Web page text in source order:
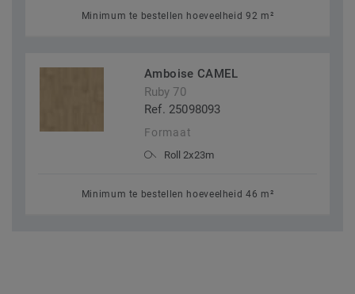
Minimum te bestellen hoeveelheid 92 m²
Amboise CAMEL
Ruby 70
Ref. 25098093
Formaat
Roll 2x23m
Minimum te bestellen hoeveelheid 46 m²